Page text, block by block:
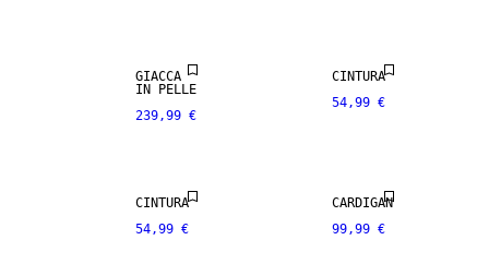
GIACCA
IN PELLE
239,99 €
CINTURA
54,99 €
VERA PELLE
PREMIUM
CINTURA
54,99 €
100% LANA
CARDIGAN
99,99 €
PREMIUM
SELECTION
MISCELA DI